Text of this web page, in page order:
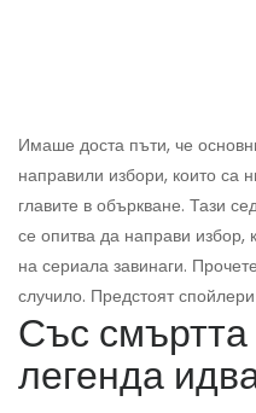
Имаше доста пъти, че
направили избори, които са
главите в объркване. Тази
се опитва да направи
на сериала завинаги.
случило. Предстоят
Със
легенда